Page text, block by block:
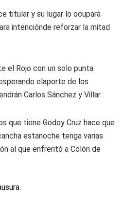
titular y su lugar lo ocupará
intenciónde reforzar la mitad
el Rojo con un solo punta
elaporte de los
Carlos Sánchez y Villar.
que tiene Godoy Cruz hace que
estanoche tenga varias
al que enfrentó a Colón de